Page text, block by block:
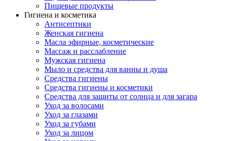
Пищевые продукты
Гигиена и косметика
Антисептики
Женская гигиена
Масла эфирные, косметические
Массаж и расслабление
Мужская гигиена
Мыло и средства для ванны и душа
Средства гигиены
Средства гигиены и косметики
Средства для защиты от солнца и для загара
Уход за волосами
Уход за глазами
Уход за губами
Уход за лицом